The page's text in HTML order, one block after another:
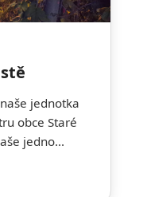
jednotka
obce Staré
jedno...